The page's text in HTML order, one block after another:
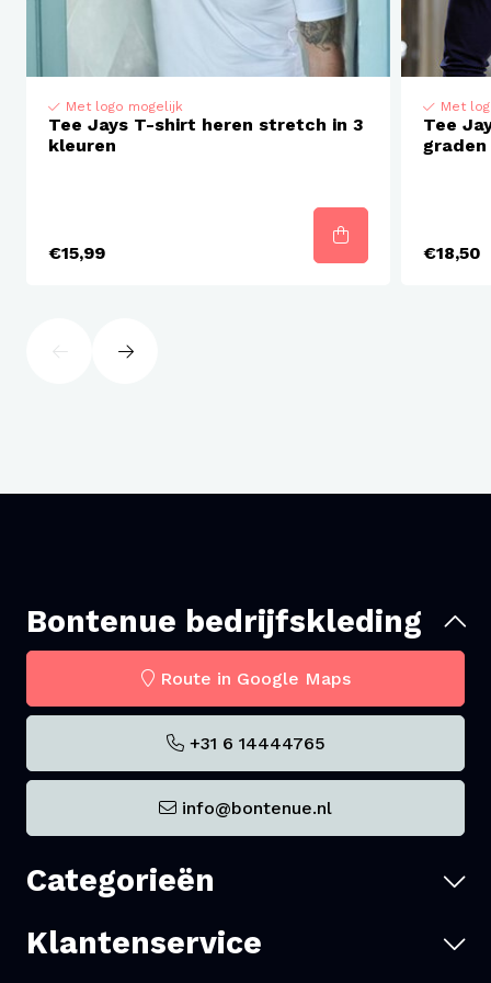
Wat is biologisch katoen:
Biologisch katoen is katoen die niet bespoten is met
pesticiden.
Met logo mogelijk
Tee Jays T-shirt heren stretch in 3
kleuren
€15,99
Met
Tee
€18,50
Bontenue bedrijfskleding
Route in Google Maps
+31 6 14444765
info@bontenue.nl
Categorieën
Klantenservice